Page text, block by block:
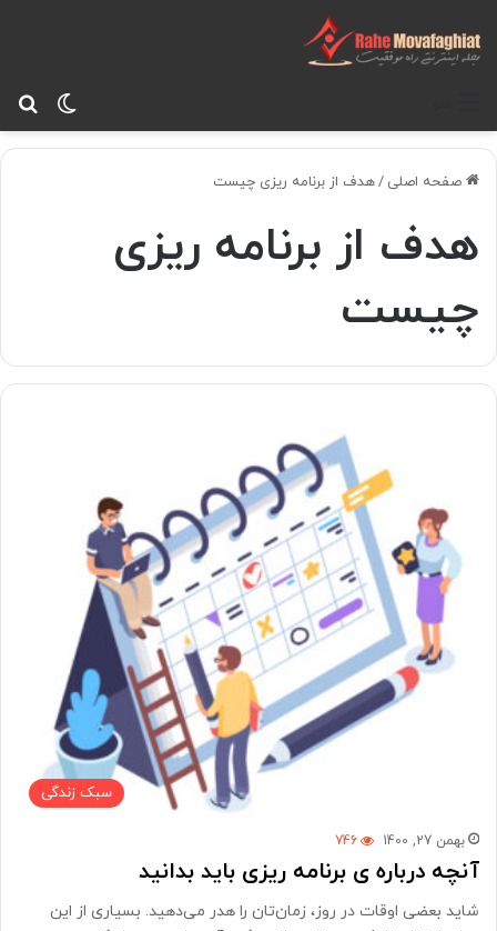
صفحه اصلی /هدف از برنامه ریزی چیست
هدف از برنامه ریزی
چیست
سبک زندگی
بهمن 27, 1400 746
آنچه درباره ی برنامه ریزی باید بدانید
شاید بعضی اوقات در روز، زمان‌تان را هدر می‌دهید. بسیاری از این